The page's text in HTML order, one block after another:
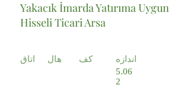
Yakacık İmarda Yatırıma Uygun
Hisseli Ticari Arsa
اتاق هال کف
اندازه
5.06
2